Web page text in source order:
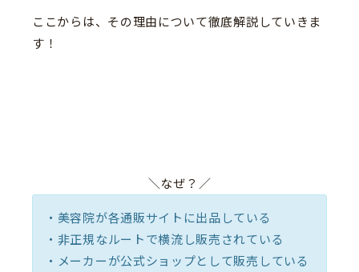
ここからは、その理由について徹底解説していきま
す！
＼なぜ？／
・美容院が各通販サイトに出品している
・非正規なルートで横流し販売されている
・メーカーが公式ショップとして販売している